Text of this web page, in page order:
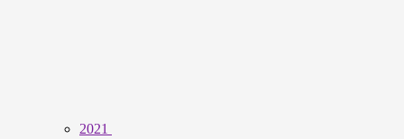
2021